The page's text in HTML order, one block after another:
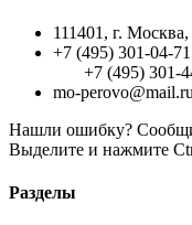
111401, г.
+7 (495) 301-04-71
+7 (495) 301-
mo-perovo@mail.ru
Нашли ошибку?
Выделите и нажмите
Разделы